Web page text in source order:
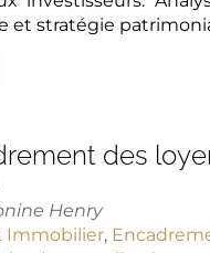
et stratégie
des
Henry
Immobilier,